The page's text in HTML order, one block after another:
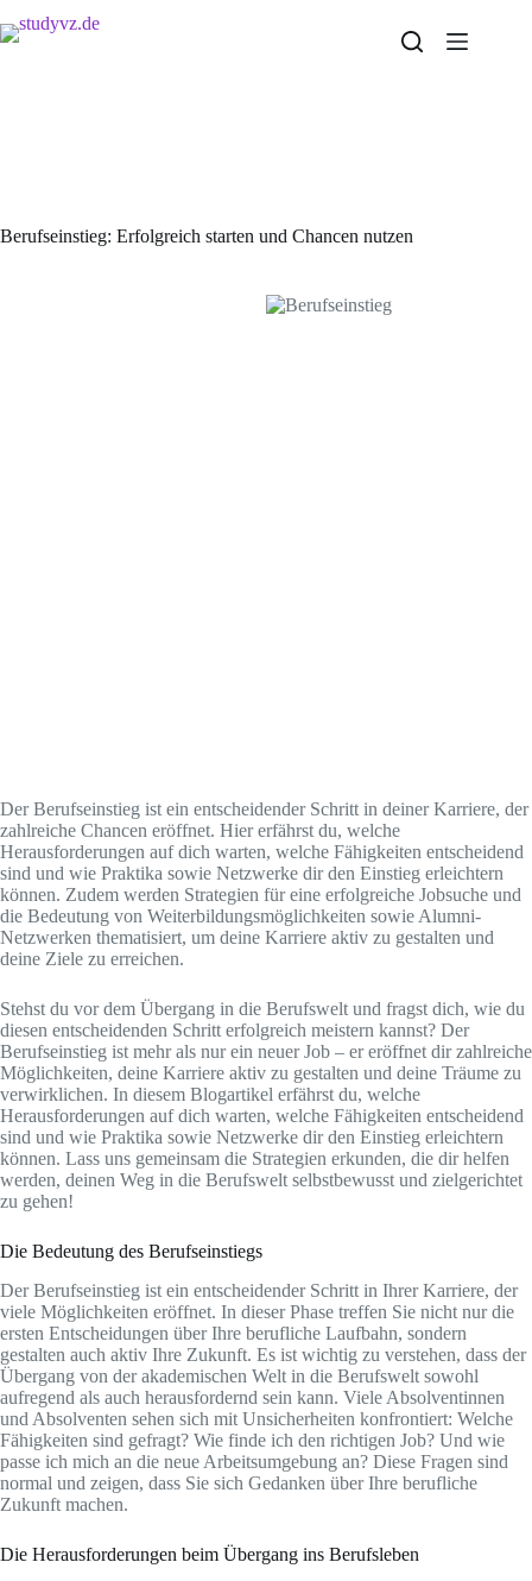
Inhalt
Berufseinstieg: Erfolgreich starten und Chancen nutzen
Der Berufseinstieg ist ein entscheidender Schritt in deiner Karriere, der
zahlreiche Chancen eröffnet. Hier erfährst du, welche
Herausforderungen auf dich warten, welche Fähigkeiten entscheidend
sind und wie Praktika sowie Netzwerke dir den Einstieg erleichtern
können. Zudem werden Strategien für eine erfolgreiche Jobsuche und
die Bedeutung von Weiterbildungsmöglichkeiten sowie Alumni-
Netzwerken thematisiert, um deine Karriere aktiv zu gestalten und
deine Ziele zu erreichen.
Stehst du vor dem Übergang in die Berufswelt und fragst dich, wie du
diesen entscheidenden Schritt erfolgreich meistern kannst? Der
Berufseinstieg ist mehr als nur ein neuer Job – er eröffnet dir zahlreiche
Möglichkeiten, deine Karriere aktiv zu gestalten und deine Träume zu
verwirklichen. In diesem Blogartikel erfährst du, welche
Herausforderungen auf dich warten, welche Fähigkeiten entscheidend
sind und wie Praktika sowie Netzwerke dir den Einstieg erleichtern
können. Lass uns gemeinsam die Strategien erkunden, die dir helfen
werden, deinen Weg in die Berufswelt selbstbewusst und zielgerichtet
zu gehen!
Die Bedeutung des Berufseinstiegs
Der Berufseinstieg ist ein entscheidender Schritt in Ihrer Karriere, der
viele Möglichkeiten eröffnet. In dieser Phase treffen Sie nicht nur die
ersten Entscheidungen über Ihre berufliche Laufbahn, sondern
gestalten auch aktiv Ihre Zukunft. Es ist wichtig zu verstehen, dass der
Übergang von der akademischen Welt in die Berufswelt sowohl
aufregend als auch herausfordernd sein kann. Viele Absolventinnen
und Absolventen sehen sich mit Unsicherheiten konfrontiert: Welche
Fähigkeiten sind gefragt? Wie finde ich den richtigen Job? Und wie
passe ich mich an die neue Arbeitsumgebung an? Diese Fragen sind
normal und zeigen, dass Sie sich Gedanken über Ihre berufliche
Zukunft machen.
Die Herausforderungen beim Übergang ins Berufsleben